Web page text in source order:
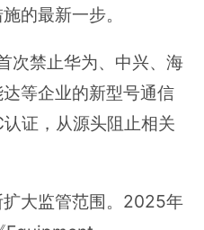
的最新一步。
次禁止华为、中兴、海
等企业的新型号通信
证，从源头阻止相关
大监管范围。2025年